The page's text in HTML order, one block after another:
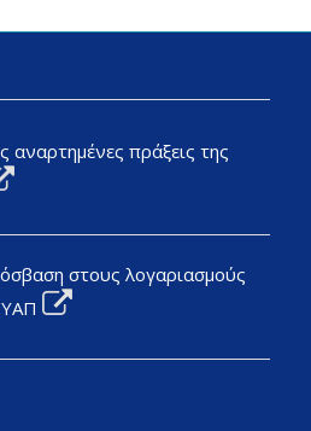
αναρτημένες πράξεις της
στους λογαριασμούς